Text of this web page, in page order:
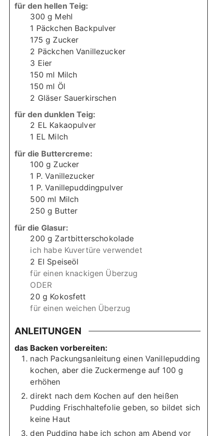
für den hellen Teig:
300 g Mehl
1 Päckchen Backpulver
175 g Zucker
2 Päckchen Vanillezucker
3 Eier
150 ml Milch
150 ml Öl
2 Gläser Sauerkirschen
für den dunklen Teig:
2 EL Kakaopulver
1 EL Milch
für die Buttercreme:
100 g Zucker
1 P. Vanillezucker
1 P. Vanillepuddingpulver
500 ml Milch
250 g Butter
für die Glasur:
200 g Zartbitterschokolade
ich habe Kuvertüre verwendet
2 El Speiseöl
für einen knackigen Überzug
ODER
20 g Kokosfett
für einen weichen Überzug
ANLEITUNGEN
das Backen vorbereiten:
nach Packungsanleitung einen Vanillepudding
kochen, aber die Zuckermenge auf 100 g
erhöhen
direkt nach dem Kochen auf den heißen
Pudding Frischhaltefolie geben, so bildet sich
keine Haut
den Pudding habe ich schon am Abend vor